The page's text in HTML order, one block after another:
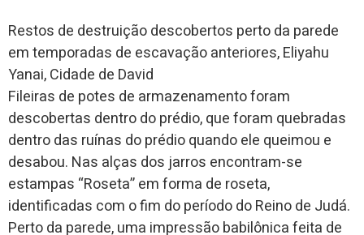
Restos de destruição descobertos perto da parede
em temporadas de escavação anteriores, Eliyahu
Yanai, Cidade de David
Fileiras de potes de armazenamento foram
descobertas dentro do prédio, que foram quebradas
dentro das ruínas do prédio quando ele queimou e
desabou. Nas alças dos jarros encontram-se
estampas “Roseta” em forma de roseta,
identificadas com o fim do período do Reino de Judá.
Perto da parede, uma impressão babilônica feita de